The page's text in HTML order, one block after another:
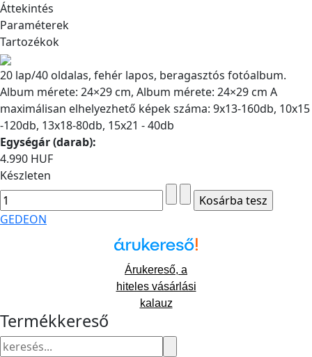
Áttekintés
Paraméterek
Tartozékok
20 lap/40 oldalas, fehér lapos, beragasztós fotóalbum.
Album mérete: 24×29 cm, Album mérete: 24×29 cm A
maximálisan elhelyezhető képek száma: 9x13-160db, 10x15
-120db, 13x18-80db, 15x21 - 40db
Egységár (darab):
4.990 HUF
Készleten
GEDEON
Árukereső, a
hiteles vásárlási
kalauz
Termékkereső